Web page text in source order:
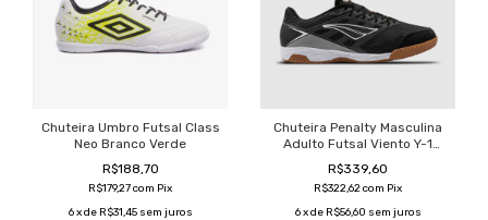
Chuteira Umbro Futsal Class
Neo Branco Verde
R$188,70
R$179,27com Pix
6 x de R$31,45 sem juros
Chuteira Penalty Masculina
Adulto Futsal Viento Y-1
Confortável
R$339,60
R$322,62com Pix
6 x de R$56,60 sem juros